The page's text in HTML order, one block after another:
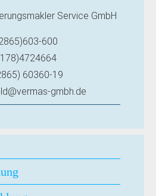
Service GmbH
600
60360-19
gmbh.de